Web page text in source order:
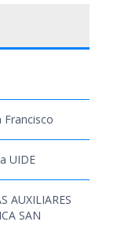
Francisco
UIDE
AUXILIARES
SAN